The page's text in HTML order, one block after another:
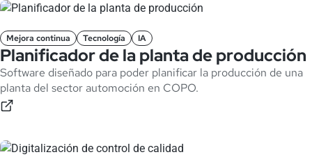
Mejora continua Tecnología IA
Planificador de la planta de producción
Software diseñado para poder planificar la producción de una
planta del sector automoción en COPO.